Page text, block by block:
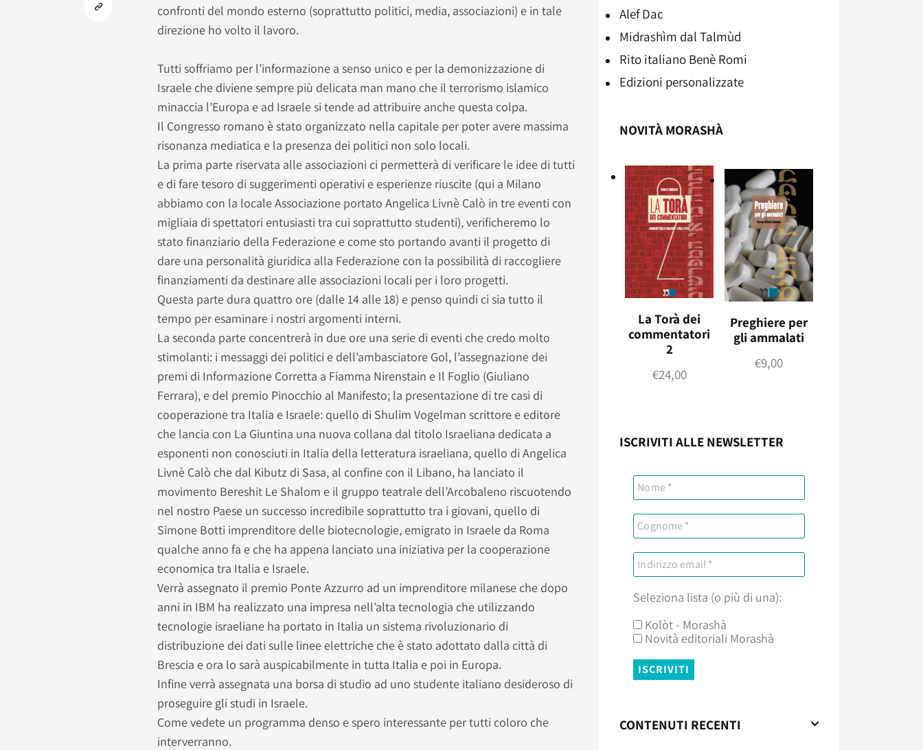
confronti del mondo esterno (soprattutto politici, media, associazioni) e in tale
direzione ho volto il lavoro.
Tutti soffriamo per l’informazione a senso unico e per la demonizzazione di
Israele che diviene sempre più delicata man mano che il terrorismo islamico
minaccia l’Europa e ad Israele si tende ad attribuire anche questa colpa.
Il Congresso romano è stato organizzato nella capitale per poter avere massima
risonanza mediatica e la presenza dei politici non solo locali.
La prima parte riservata alle associazioni ci permetterà di verificare le idee di tutti
e di fare tesoro di suggerimenti operativi e esperienze riuscite (qui a Milano
abbiamo con la locale Associazione portato Angelica Livnè Calò in tre eventi con
migliaia di spettatori entusiasti tra cui soprattutto studenti), verificheremo lo
stato finanziario della Federazione e come sto portando avanti il progetto di
dare una personalità giuridica alla Federazione con la possibilità di raccogliere
finanziamenti da destinare alle associazioni locali per i loro progetti.
Questa parte dura quattro ore (dalle 14 alle 18) e penso quindi ci sia tutto il
tempo per esaminare i nostri argomenti interni.
La seconda parte concentrerà in due ore una serie di eventi che credo molto
stimolanti: i messaggi dei politici e dell’ambasciatore Gol, l’assegnazione dei
premi di Informazione Corretta a Fiamma Nirenstain e Il Foglio (Giuliano
Ferrara), e del premio Pinocchio al Manifesto; la presentazione di tre casi di
cooperazione tra Italia e Israele: quello di Shulim Vogelman scrittore e editore
che lancia con La Giuntina una nuova collana dal titolo Israeliana dedicata a
esponenti non conosciuti in Italia della letteratura israeliana, quello di Angelica
Livnè Calò che dal Kibutz di Sasa, al confine con il Libano, ha lanciato il
movimento Bereshit Le Shalom e il gruppo teatrale dell’Arcobaleno riscuotendo
nel nostro Paese un successo incredibile soprattutto tra i giovani, quello di
Simone Botti imprenditore delle biotecnologie, emigrato in Israele da Roma
qualche anno fa e che ha appena lanciato una iniziativa per la cooperazione
economica tra Italia e Israele.
Verrà assegnato il premio Ponte Azzurro ad un imprenditore milanese che dopo
anni in IBM ha realizzato una impresa nell’alta tecnologia che utilizzando
tecnologie israeliane ha portato in Italia un sistema rivoluzionario di
distribuzione dei dati sulle linee elettriche che è stato adottato dalla città di
Brescia e ora lo sarà auspicabilmente in tutta Italia e poi in Europa.
Infine verrà assegnata una borsa di studio ad uno studente italiano desideroso di
proseguire gli studi in Israele.
Come vedete un programma denso e spero interessante per tutti coloro che
interverranno.
Alef Dac
Midrashìm dal Talmùd
Rito italiano Benè Romi​
Edizioni personalizzate
NOVITÀ MORASHÀ
La Torà dei
commentatori
2
€24,00
Preghiere per
gli ammalati
€9,00
ISCRIVITI ALLE NEWSLETTER
Seleziona lista (o più di una):
Kolòt - Morashà
Novità editoriali Morashà
CONTENUTI RECENTI